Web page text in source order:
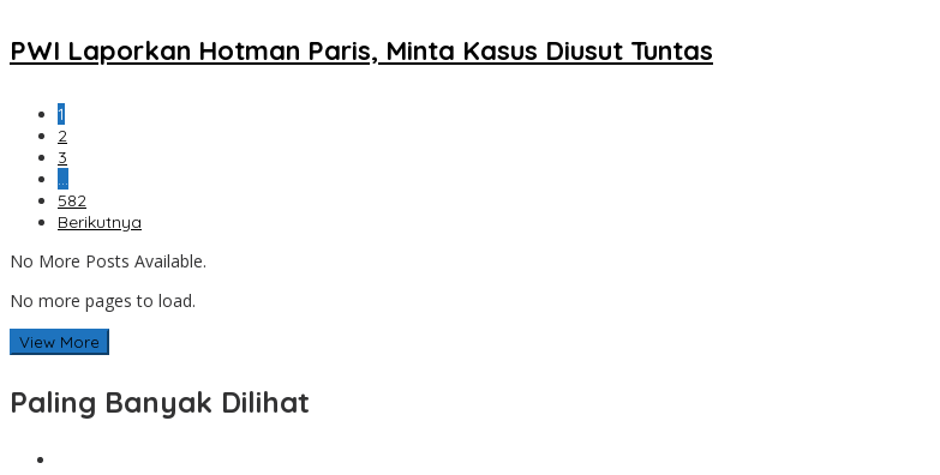
PWI Laporkan Hotman Paris, Minta Kasus Diusut Tuntas
1
2
3
582
Berikutnya
No More Posts Available.
No more pages to load.
View More
Paling Banyak Dilihat